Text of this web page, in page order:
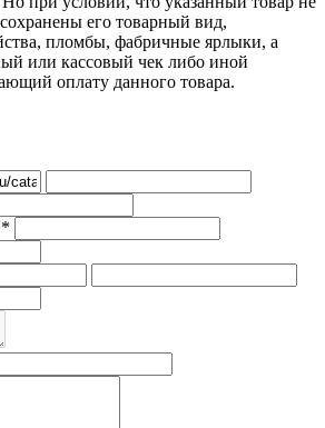
его товарный вид,
пломбы, фабричные ярлыки, а
или кассовый чек либо иной
оплату данного товара.